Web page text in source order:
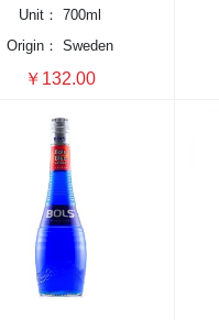
Unit：
700ml
Origin：
Sweden
￥132.00